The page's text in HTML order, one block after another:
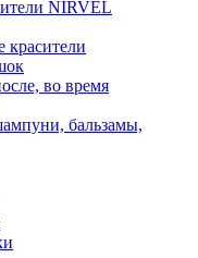
NIRVEL
красители
во время
бальзамы,